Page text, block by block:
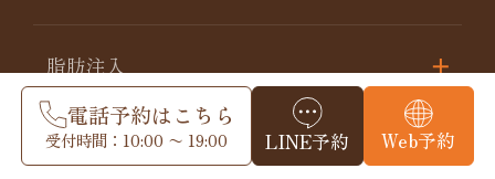
電話予約はこちら
受付時間：10:00 〜 19:00 LINE予約 Web予約
脂肪注入
糸リフト